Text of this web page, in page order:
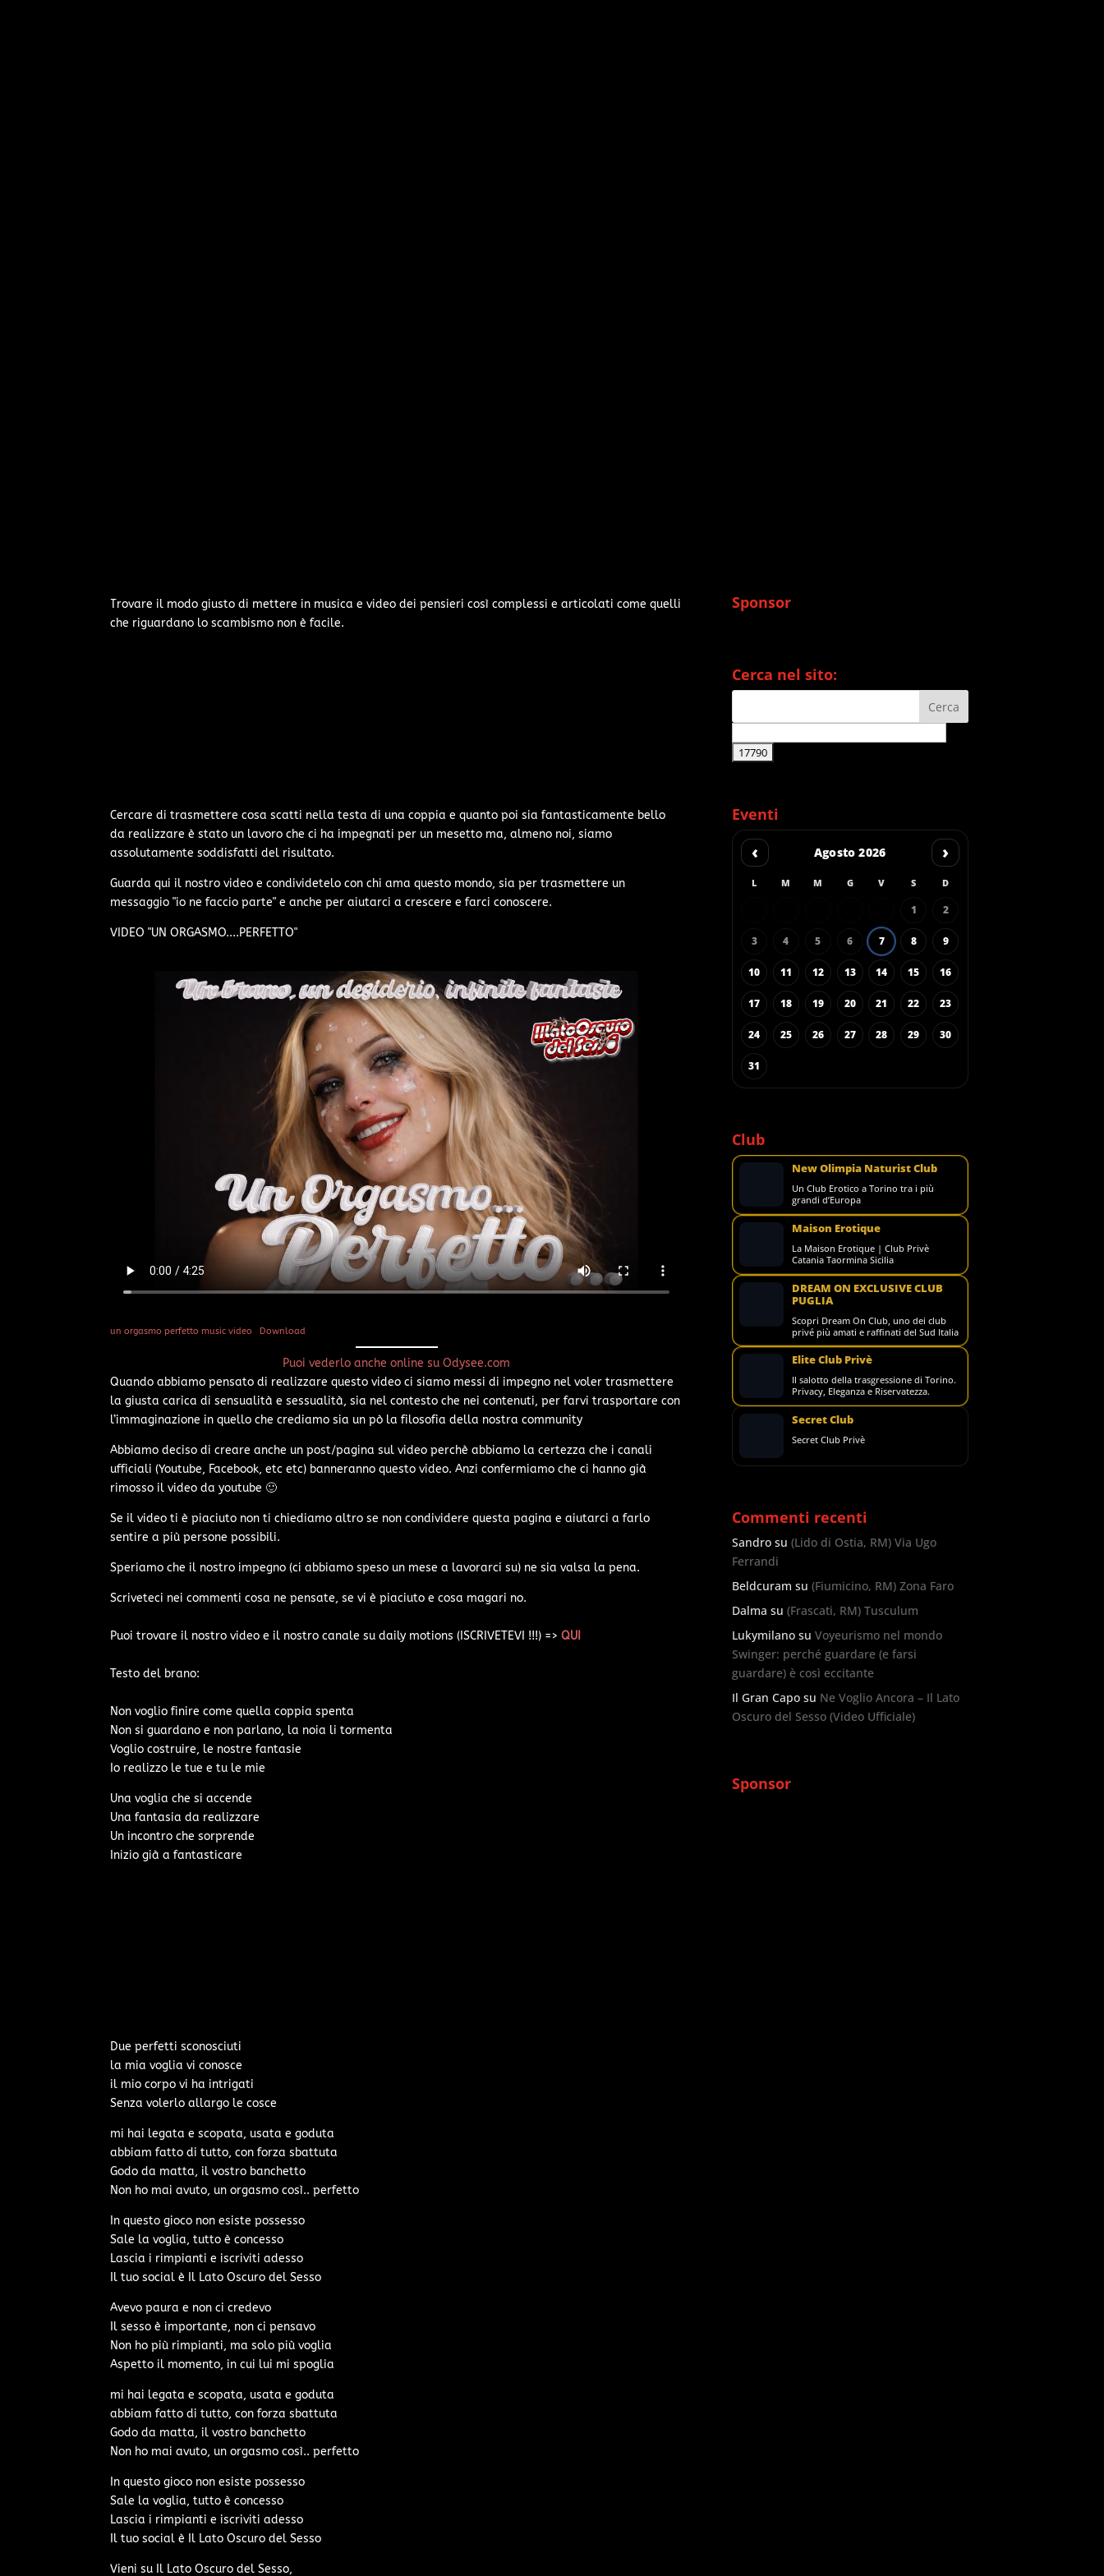
Trovare il modo giusto di mettere in musica e video dei pensieri così complessi e articolati come quelli
che riguardano lo scambismo non è facile.
Cercare di trasmettere cosa scatti nella testa di una coppia e quanto poi sia fantasticamente bello
da realizzare è stato un lavoro che ci ha impegnati per un mesetto ma, almeno noi, siamo
assolutamente soddisfatti del risultato.
Guarda qui il nostro video e condividetelo con chi ama questo mondo, sia per trasmettere un
messaggio "io ne faccio parte" e anche per aiutarci a crescere e farci conoscere.
VIDEO "UN ORGASMO....PERFETTO"
un orgasmo perfetto music video Download
Puoi vederlo anche online su Odysee.com
Quando abbiamo pensato di realizzare questo video ci siamo messi di impegno nel voler trasmettere
la giusta carica di sensualità e sessualità, sia nel contesto che nei contenuti, per farvi trasportare con
l’immaginazione in quello che crediamo sia un pò la filosofia della nostra community
Abbiamo deciso di creare anche un post/pagina sul video perchè abbiamo la certezza che i canali
ufficiali (Youtube, Facebook, etc etc) banneranno questo video. Anzi confermiamo che ci hanno già
rimosso il video da youtube 🙂
Se il video ti è piaciuto non ti chiediamo altro se non condividere questa pagina e aiutarci a farlo
sentire a più persone possibili.
Speriamo che il nostro impegno (ci abbiamo speso un mese a lavorarci su) ne sia valsa la pena.
Scriveteci nei commenti cosa ne pensate, se vi è piaciuto e cosa magari no.
Puoi trovare il nostro video e il nostro canale su daily motions (ISCRIVETEVI !!!) =>QUI
Testo del brano:
Non voglio finire come quella coppia spenta
Non si guardano e non parlano, la noia li tormenta
Voglio costruire, le nostre fantasie
Io realizzo le tue e tu le mie
Una voglia che si accende
Una fantasia da realizzare
Un incontro che sorprende
Inizio già a fantasticare
Due perfetti sconosciuti
la mia voglia vi conosce
il mio corpo vi ha intrigati
Senza volerlo allargo le cosce
mi hai legata e scopata, usata e goduta
abbiam fatto di tutto, con forza sbattuta
Godo da matta, il vostro banchetto
Non ho mai avuto, un orgasmo così.. perfetto
In questo gioco non esiste possesso
Sale la voglia, tutto è concesso
Lascia i rimpianti e iscriviti adesso
Il tuo social è Il Lato Oscuro del Sesso
Avevo paura e non ci credevo
Il sesso è importante, non ci pensavo
Non ho più rimpianti, ma solo più voglia
Aspetto il momento, in cui lui mi spoglia
mi hai legata e scopata, usata e goduta
abbiam fatto di tutto, con forza sbattuta
Godo da matta, il vostro banchetto
Non ho mai avuto, un orgasmo così.. perfetto
In questo gioco non esiste possesso
Sale la voglia, tutto è concesso
Lascia i rimpianti e iscriviti adesso
Il tuo social è Il Lato Oscuro del Sesso
Vieni su Il Lato Oscuro del Sesso,
Sponsor
Cerca nel sito:
Eventi
‹ Agosto 2026 ›
L M M G V S D
1 2
3 4 5 6 7 8 9
10 11 12 13 14 15 16
17 18 19 20 21 22 23
24 25 26 27 28 29 30
31
Club
New Olimpia Naturist Club
Un Club Erotico a Torino tra i più
grandi d’Europa
Maison Erotique
La Maison Erotique | Club Privè
Catania Taormina Sicilia
DREAM ON EXCLUSIVE CLUB
PUGLIA
Scopri Dream On Club, uno dei club
privé più amati e raffinati del Sud Italia
Elite Club Privè
Il salotto della trasgressione di Torino.
Privacy, Eleganza e Riservatezza.
Secret Club
Secret Club Privè
Commenti recenti
Sandrosu (Lido di Ostia, RM) Via Ugo
Ferrandi
Beldcuram su (Fiumicino, RM) Zona Faro
Dalma su (Frascati, RM) Tusculum
Lukymilanosu Voyeurismo nel mondo
Swinger: perché guardare (e farsi
guardare) è così eccitante
Il Gran Caposu Ne Voglio Ancora – Il Lato
Oscuro del Sesso (Video Ufficiale)
Sponsor